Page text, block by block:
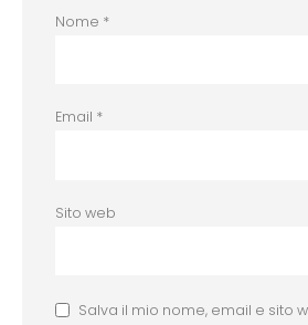
Nome *
Email *
Sito web
Salva il mio nome, email e sito